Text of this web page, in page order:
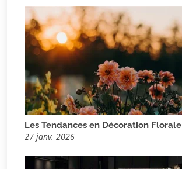
Les Tendances en Décoration Florale
27 janv. 2026